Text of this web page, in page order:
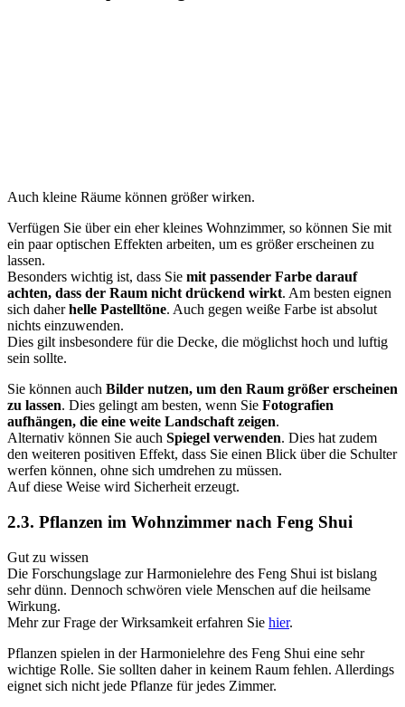
Auch kleine Räume können größer wirken.
Verfügen Sie über ein eher kleines Wohnzimmer, so können Sie mit
ein paar optischen Effekten arbeiten, um es größer erscheinen zu
lassen.
Besonders wichtig ist, dass Sie mit passender Farbe darauf
achten, dass der Raum nicht drückend wirkt. Am besten eignen
sich daherhelle Pastelltöne. Auch gegen weiße Farbe ist absolut
nichts einzuwenden.
Dies gilt insbesondere für die Decke, die möglichst hoch und luftig
sein sollte.
Sie können auch Bilder nutzen, um den Raum größer erscheinen
zu lassen. Dies gelingt am besten, wenn Sie Fotografien
aufhängen, die eine weite Landschaft zeigen.
Alternativ können Sie auch Spiegel verwenden. Dies hat zudem
den weiteren positiven Effekt, dass Sie einen Blick über die Schulter
werfen können, ohne sich umdrehen zu müssen.
Auf diese Weise wird Sicherheit erzeugt.
2.3. Pflanzen im Wohnzimmer nach Feng Shui
Gut zu wissen
Die Forschungslage zur Harmonielehre des Feng Shui ist bislang
sehr dünn. Dennoch schwören viele Menschen auf die heilsame
Wirkung.
Mehr zur Frage der Wirksamkeit erfahren Sie hier.
Pflanzen spielen in der Harmonielehre des Feng Shui eine sehr
wichtige Rolle. Sie sollten daher in keinem Raum fehlen. Allerdings
eignet sich nicht jede Pflanze für jedes Zimmer.